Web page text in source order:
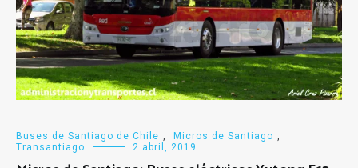
Buses de Santiago de Chile , Micros de Santiago ,
Transantiago
2 abril, 2019